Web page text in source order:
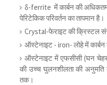
δ-ferrite में कार्बन की अधिकतम
पेरिटेकिक परिवर्तन का तापमान है।
Crystal-फेराइट की क्रिस्टल
ऑस्टेनाइट - iron- लोहे में
ऑस्टेनाइट में एफसीसी (घन
की उच्च घुलनशीलता की अनुमति
तक।